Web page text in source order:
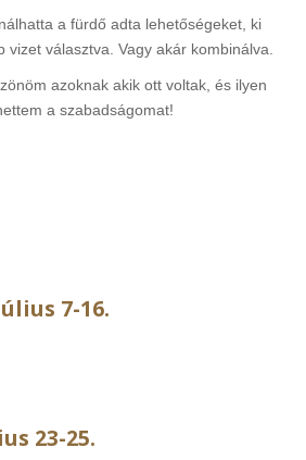
a fürdő adta lehetőségeket, ki
vizet választva. Vagy akár kombinálva.
azoknak akik ott voltak, és ilyen
a szabadságomat!
7-16.
23-25.